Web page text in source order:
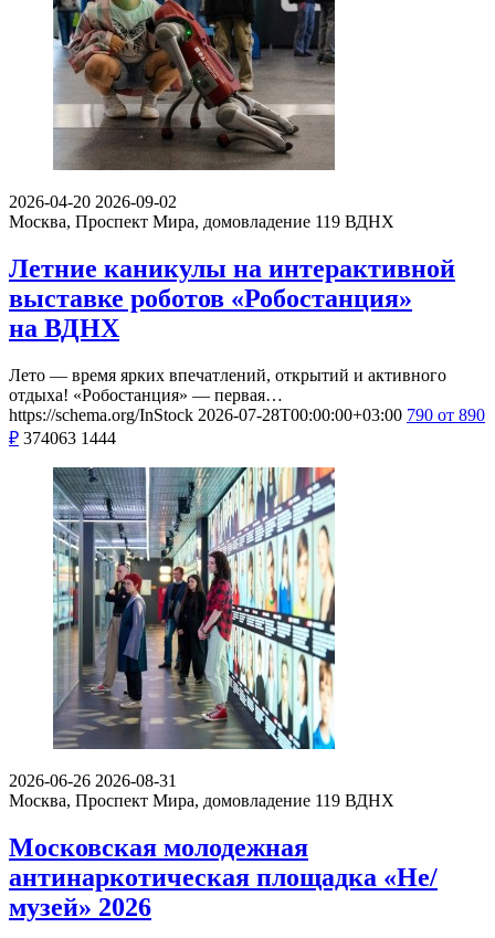
2026-04-20 2026-09-02
Москва, Проспект Мира, домовладение 119 ВДНХ
Летние каникулы на интерактивной
выставке роботов «Робостанция»
на ВДНХ
Лето — время ярких впечатлений, открытий и активного
отдыха! «Робостанция» — первая…
https://schema.org/InStock 2026-07-28T00:00:00+03:00 790 от 890
₽ 374063 1444
2026-06-26 2026-08-31
Москва, Проспект Мира, домовладение 119 ВДНХ
Московская молодежная
антинаркотическая площадка «Не/
музей» 2026